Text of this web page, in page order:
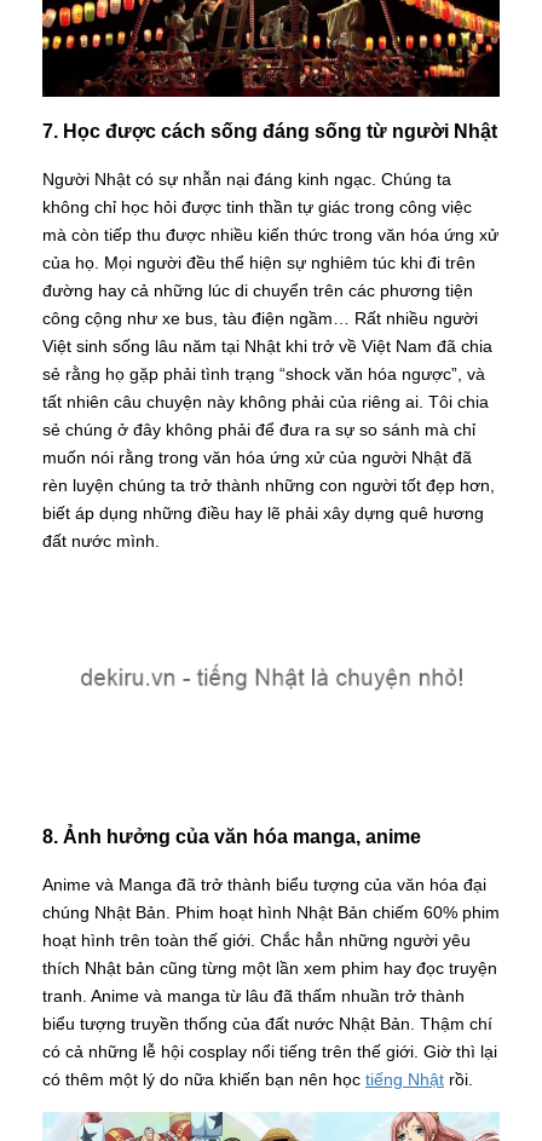
7. Học được cách sống đáng sống từ người Nhật
Người Nhật có sự nhẫn nại đáng kinh ngạc. Chúng ta
không chỉ học hỏi được tinh thần tự giác trong công việc
mà còn tiếp thu được nhiều kiến thức trong văn hóa ứng xử
của họ. Mọi người đều thể hiện sự nghiêm túc khi đi trên
đường hay cả những lúc di chuyển trên các phương tiện
công cộng như xe bus, tàu điện ngầm… Rất nhiều người
Việt sinh sống lâu năm tại Nhật khi trở về Việt Nam đã chia
sẻ rằng họ gặp phải tình trạng “shock văn hóa ngược”, và
tất nhiên câu chuyện này không phải của riêng ai. Tôi chia
sẻ chúng ở đây không phải để đưa ra sự so sánh mà chỉ
muốn nói rằng trong văn hóa ứng xử của người Nhật đã
rèn luyện chúng ta trở thành những con người tốt đẹp hơn,
biết áp dụng những điều hay lẽ phải xây dựng quê hương
đất nước mình.
8. Ảnh hưởng của văn hóa manga, anime
Anime và Manga đã trở thành biểu tượng của văn hóa đại
chúng Nhật Bản. Phim hoạt hình Nhật Bản chiếm 60% phim
hoạt hình trên toàn thế giới. Chắc hẳn những người yêu
thích Nhật bản cũng từng một lần xem phim hay đọc truyện
tranh. Anime và manga từ lâu đã thấm nhuần trở thành
biểu tượng truyền thống của đất nước Nhật Bản. Thậm chí
có cả những lễ hội cosplay nổi tiếng trên thế giới. Giờ thì lại
có thêm một lý do nữa khiến bạn nên học tiếng Nhật rồi.